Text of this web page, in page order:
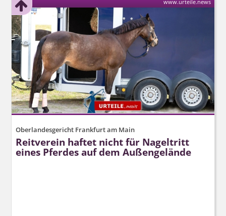
Oberlandesgericht Frankfurt am Main
Reitverein haftet nicht für Nageltritt
eines Pferdes auf dem Außengelände
www.urteile.news